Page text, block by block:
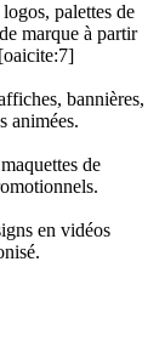
palettes de
marque à partir
bannières,
animées.
de
en vidéos